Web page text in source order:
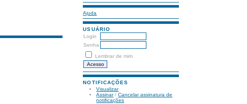
Ajuda
USUÁRIO
Login
Senha
Lembrar de mim
NOTIFICAÇÕES
Visualizar
Assinar/Cancelar assinatura de
notificações